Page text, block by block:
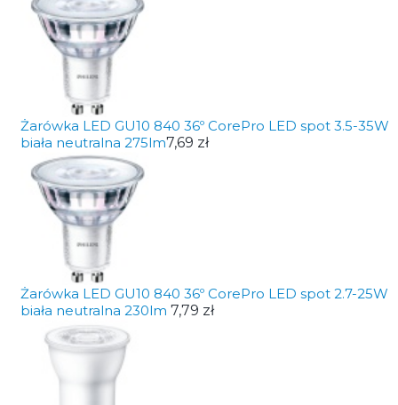
Żarówka LED GU10 840 36º CorePro LED spot 3.5-35W
biała neutralna 275lm7,69 zł
Żarówka LED GU10 840 36º CorePro LED spot 2.7-25W
biała neutralna 230lm 7,79 zł